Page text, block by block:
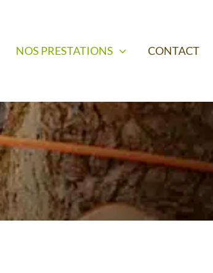
NOS PRESTATIONS CONTACT